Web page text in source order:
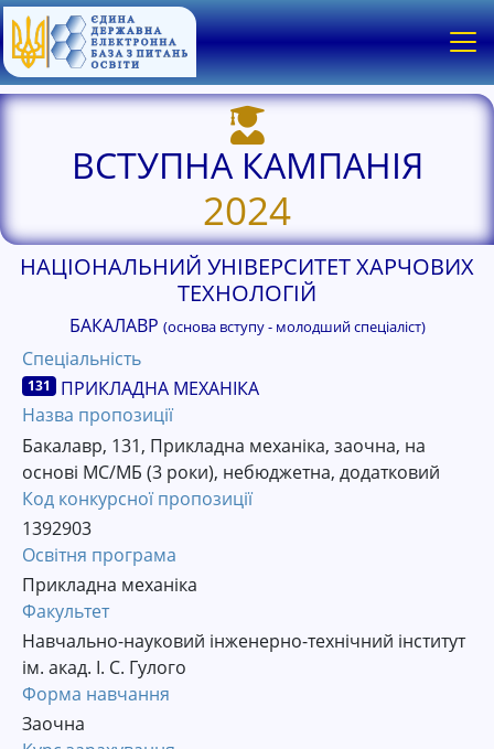
ВСТУПНА КАМПАНІЯ
2024
НАЦІОНАЛЬНИЙ УНІВЕРСИТЕТ ХАРЧОВИХ
ТЕХНОЛОГІЙ
БАКАЛАВР (основа вступу - молодший спеціаліст)
Спеціальність
131
ПРИКЛАДНА МЕХАНІКА
Назва пропозиції
Бакалавр, 131, Прикладна механіка, заочна, на
основі МС/МБ (3 роки), небюджетна, додатковий
Код конкурсної пропозиції
1392903
Освітня програма
Прикладна механіка
Факультет
Навчально-науковий інженерно-технічний інститут
ім. акад. І. С. Гулого
Форма навчання
Заочна